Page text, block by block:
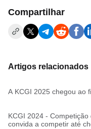
Compartilhar
Artigos relacionados
A KCGI 2025 chegou ao
KCGI 2024 -
convida a competir até